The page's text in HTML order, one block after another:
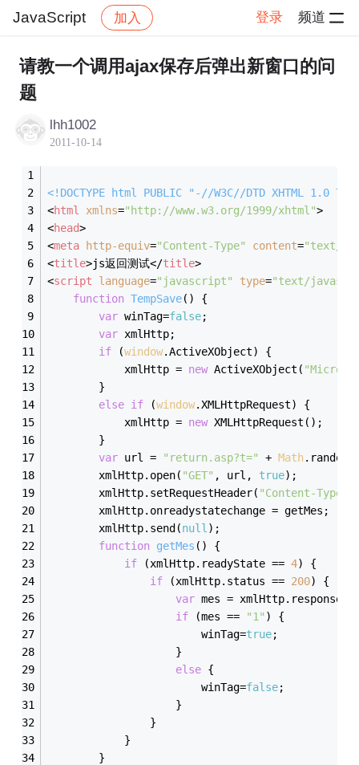
JavaScript 加入 登录 频道
社区 JavaScript 帖子详情
请教一个调用ajax保存后弹出新窗口的问
题
lhh1002
2011-10-14
<!DOCTYPE html PUBLIC
"-//W3C//DTD XHTML 1.0
<html xmlns="http://www.w3.org/1999/xhtml">
<head>
<meta http-equiv="Content-Type" content="text/
<title>js返回测试</title>
<script language="javascript" type="text/
function TempSave( ) {
var winTag=false
var xmlHttp;
if (window.ActiveXObject) {
            xmlHttp =
new ActiveXObject(
        }
else if (window.XMLHttpRequest) {
            xmlHttp =
new XMLHttpRequest();
        }
var url = "return.asp?t=" + Math
        xmlHttp.open(
"GET" , url, true);
        xmlHttp.setRequestHeader(
"Content-Type"
        xmlHttp.onreadystatechange = getMes;
        xmlHttp.send(
null );
function getMes ( ) {
if (xmlHttp.readyState == 4) {
if (xmlHttp.status == 200) {
var mes =
if (mes == "1"
                        winTag=
true;
                    }
else {
                        winTag=
false
                    }
                }
        }